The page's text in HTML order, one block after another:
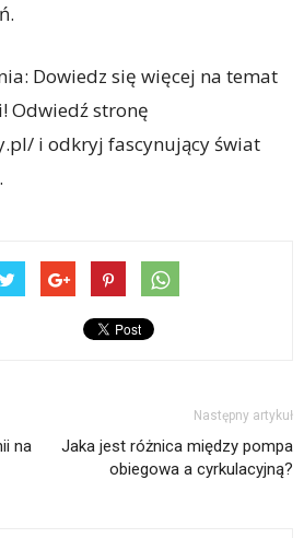
Dowiedz się więcej na temat
Odwiedź stronę
i odkryj fascynujący świat
na
Następny artykuł
Jaka jest różnica między pompa
obiegowa a cyrkulacyjną?